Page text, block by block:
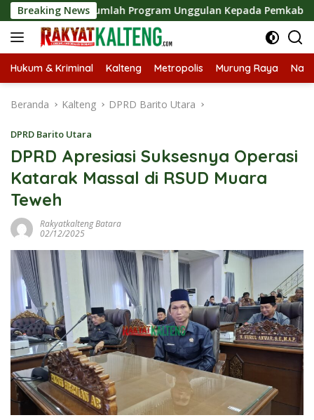
Langsung
ke
konten
Breaking News
Sejumlah Program Unggulan Kepada Pemkab Barut
Hukum & Kriminal Kalteng Metropolis Murung Raya
Beranda Kalteng DPRD Barito Utara
DPRD Barito Utara
DPRD Apresiasi Suksesnya Operasi
Katarak Massal di RSUD Muara
Teweh
Rakyatkalteng Batara
02/12/2025